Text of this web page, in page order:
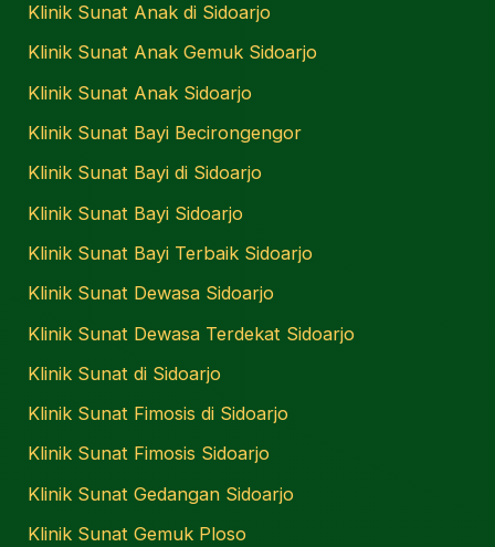
Klinik Sunat Anak di Sidoarjo
Klinik Sunat Anak Gemuk Sidoarjo
Klinik Sunat Anak Sidoarjo
Klinik Sunat Bayi Becirongengor
Klinik Sunat Bayi di Sidoarjo
Klinik Sunat Bayi Sidoarjo
Klinik Sunat Bayi Terbaik Sidoarjo
Klinik Sunat Dewasa Sidoarjo
Klinik Sunat Dewasa Terdekat Sidoarjo
Klinik Sunat di Sidoarjo
Klinik Sunat Fimosis di Sidoarjo
Klinik Sunat Fimosis Sidoarjo
Klinik Sunat Gedangan Sidoarjo
Klinik Sunat Gemuk Ploso